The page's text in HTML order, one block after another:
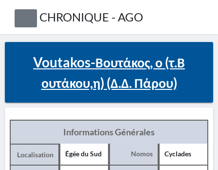
CHRONIQUE - AGO
Voutakos-Βουτάκος, ο (τ.Β
ουτάκου,η) (Δ.Δ. Πάρου)
Informations Générales
Localisation Égée du Sud Nomos Cyclades